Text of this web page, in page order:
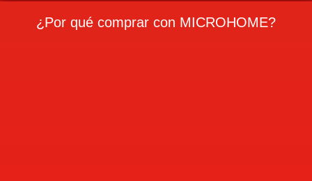
¿Por qué comprar con MICROHOME?